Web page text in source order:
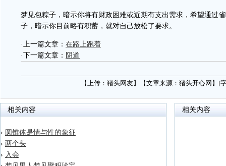
梦见包粽子，暗示你将有财政困难或近期有支出需求，希望通过
子，暗示你目前略有积蓄，就对自己放松了要求。
·上一篇文章： 在路上跑着
·下一篇文章： 阴道
【上传：猪头网友】【文章来源：猪头开心网】[
相关内容
› 圆锥体是情与性的象征
› 两个头
› 入会
相关内容